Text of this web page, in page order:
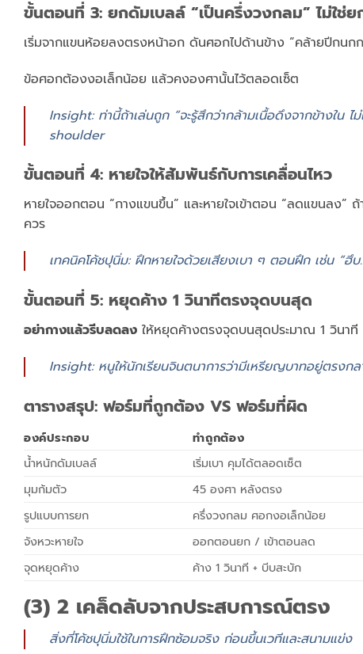
ขั้นตอนที่ 3: ยกดัมเบลล์ “เป็นครึ่งวงกลม” ไม่ใช่
เริ่มจากแขนห้อยลงตรงหน้าอก ดันศอกไปด้านข้าง “คล้ายปีกน
ข้อศอกต้องงอเล็กน้อย แล้วคงองศานั้นไว้ตลอดเซ็ต
Insight: ท่านี้ถ้าเล่นถูก “จะรู้สึกว่ากล้ามเนื้อดึงจากข้างใ
shoulder
ขั้นตอนที่ 4: หายใจให้สัมพันธ์กับการเคลื่อนไหว
หายใจออกตอน “กางแขนขึ้น” และหายใจเข้าตอน “ลดแขนลง”
ควร
เทคนิคโค้ชปุนิ่ม: ฝึกหายใจด้วยเสียงเบา ๆ ตอนฝึก เช่น “ฮึ
ขั้นตอนที่ 5: หยุดค้าง 1 วินาทีตรงจุดบนสุด
อย่ากางแล้วรีบลดลง ให้หยุดค้างตรงจุดบนสุดประมาณ 1 วินาที
Insight: หนูให้นักเรียนจินตนาการว่ามีเหรียญบาทอยู่ตรง
ตารางสรุป: ฟอร์มที่ถูกต้อง VS ฟอร์มที่ผิด
องค์ประกอบ ทำถูกต้อง
น้ำหนักดัมเบลล์
เริ่มเบา คุมได้ตลอดเซ็ต
มุมก้มตัว
45 องศา หลังตรง
รูปแบบการยก
ครึ่งวงกลม ศอกงอเล็กน้อย
จังหวะหายใจ
ออกตอนยก / เข้าตอนลด
จุดหยุดค้าง
ค้าง 1 วินาที + บีบสะบัก
(3) 2 เคล็ดลับจากประสบการณ์ตรง
สิ่งที่โค้ชปุนิ่มใช้ในการฝึกซ้อมจริง ก่อนขึ้นเวทีและสนามแข่ง